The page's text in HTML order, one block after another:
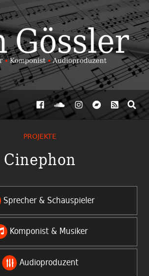
PROJEKTE
Cinephon
Sprecher & Schauspieler
Komponist & Musiker
Audioproduzent